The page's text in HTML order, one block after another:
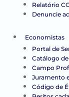
Relatório
Denuncie
Economistas
Portal de
Catálogo
Campo
Juramento
Código de